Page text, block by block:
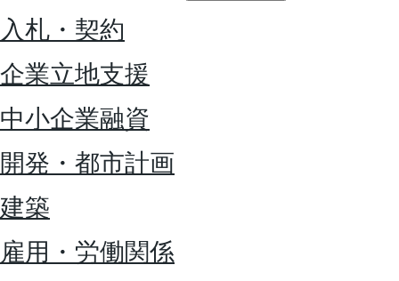
入札・契約
企業立地支援
中小企業融資
開発・都市計画
建築
雇用・労働関係